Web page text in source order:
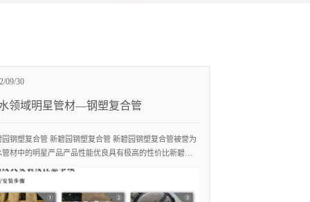
09/30
领域明星管材—钢塑复合管
园钢塑复合管 新碧园钢塑复合管 新碧园钢塑复合管被誉为
管材中的明星产品产品性能优良具有极高的性价比新碧园
生产技术，主要生产设备均由公司自行创制研发和铸造，
国际**的恒压、浮动多段变温加热复合生产工艺，内衬塑